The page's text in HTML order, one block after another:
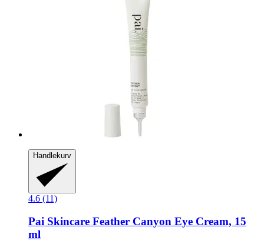
Handlekurv
4.6 (11)
Pai Skincare Feather Canyon Eye Cream, 15
ml